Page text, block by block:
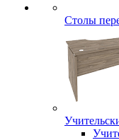
Столы